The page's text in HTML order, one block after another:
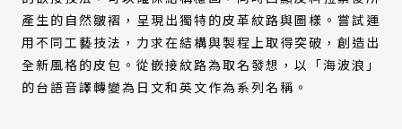
產生的自然皺褶，呈現出獨特的皮革紋路與圖樣。嘗試運
用不同工藝技法，力求在結構與製程上取得突破，創造出
全新風格的皮包。從嵌接紋路為取名發想，以「海波浪」
的台語音譯轉變為日文和英文作為系列名稱。